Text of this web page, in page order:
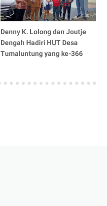
Denny K. Lolong dan Joutje
Dengah Hadiri HUT Desa
Tumaluntung yang ke-366